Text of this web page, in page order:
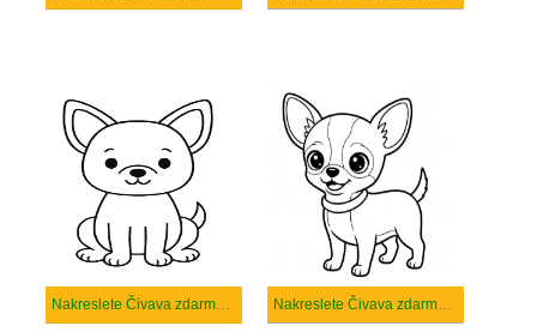
Nakreslete Čivava zdarma snadný Nakreslete Čivava zdarma základní tisknutelné